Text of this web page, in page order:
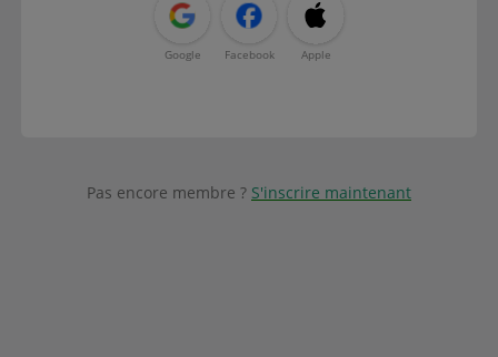
Google Facebook Apple
Pas encore membre ? S'inscrire maintenant